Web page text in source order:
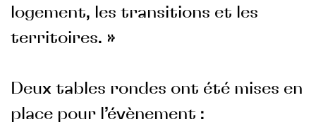
logement, les transitions et les
territoires. »
Deux tables rondes ont été mises en
place pour l’évènement :